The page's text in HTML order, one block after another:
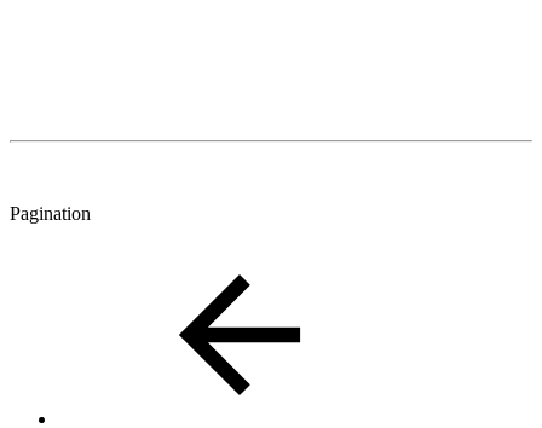
Pagination